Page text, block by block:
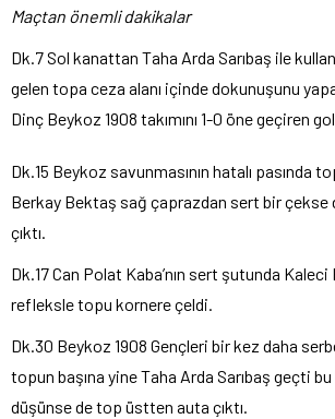
Maçtan önemli dakikalar
Dk.7 Sol kanattan Taha Arda Sarıbaş ile
gelen topa ceza alanı içinde dokunuşunu
Dinç Beykoz 1908 takımını 1-0 öne geçiren
Dk.15 Beykoz savunmasının hatalı pasında
Berkay Bektaş sağ çaprazdan sert bir çekse
çıktı.
Dk.17 Can Polat Kaba’nın sert şutunda
refleksle topu kornere çeldi.
Dk.30 Beykoz 1908 Gençleri bir kez daha
topun başına yine Taha Arda Sarıbaş geçti
düşünse de top üstten auta çıktı.